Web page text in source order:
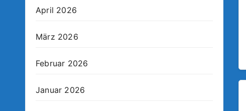
April 2026
März 2026
Februar 2026
Januar 2026